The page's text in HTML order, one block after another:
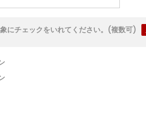
にチェックをいれてください。(複数可)